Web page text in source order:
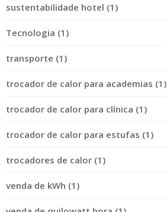
sustentabilidade hotel (1)
Tecnologia (1)
transporte (1)
trocador de calor para academias (1)
trocador de calor para clínica (1)
trocador de calor para estufas (1)
trocadores de calor (1)
venda de kWh (1)